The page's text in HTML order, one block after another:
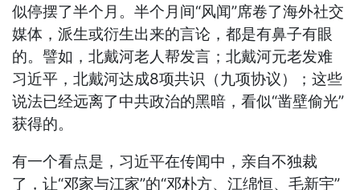
似停摆了半个月。半个月间“风闻”席卷了海外社交
媒体，派生或衍生出来的言论，都是有鼻子有眼
的。譬如，北戴河老人帮发言；北戴河元老发难
习近平，北戴河达成8项共识（九项协议）；这些
说法已经远离了中共政治的黑暗，看似“凿壁偷光”
获得的。
有一个看点是，习近平在传闻中，亲自不独裁
了，让“邓家与江家”的“邓朴方、江绵恒、毛新宇”